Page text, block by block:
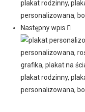
Następny wpis